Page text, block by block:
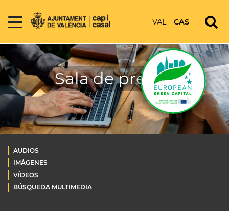
VAL CAS
Sala de prensa
AUDIOS
IMÁGENES
VÍDEOS
BÚSQUEDA MULTIMEDIA